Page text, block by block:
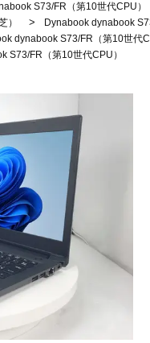
S73/FR（第10世代CPU）
） >
Dynabook dynabook
dynabook S73/FR（第10世代
S73/FR（第10世代CPU）